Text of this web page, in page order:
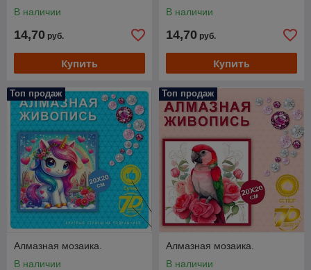
В наличии
14,70 руб.
Купить
В наличии
14,70 руб.
Купить
Топ продаж
Алмазная мозаика.
В наличии
Топ продаж
Алмазная мозаика.
В наличии